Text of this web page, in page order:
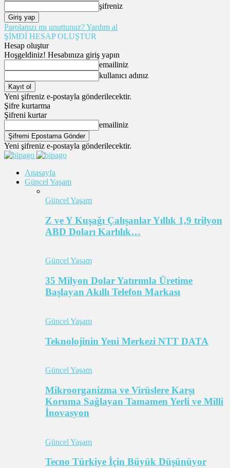
şifreniz
Parolanızı mı unuttunuz? Yardım al
ŞİMDİ HESAP OLUŞTUR
Hesap oluştur
Hoşgeldiniz! Hesabınıza giriş yapın
emailiniz
kullanıcı adınız
Yeni şifreniz e-postayla gönderilecektir.
Şifre kurtarma
Şifreni kurtar
emailiniz
Yeni şifreniz e-postayla gönderilecektir.
Anasayfa
Güncel Yaşam
Güncel Yaşam
Z ve Y Kuşağı Çalışanlar Yıllık 1,9 trilyon
ABD Doları Karlılık…
Güncel Yaşam
35 Milyon Dolar Yatırımla Üretime
Başlayan Akıllı Telefon Markası
Güncel Yaşam
Teknolojinin Yeni Merkezi NTT DATA
Güncel Yaşam
Mikroorganizma ve Virüslere Karşı
Koruma Sağlayan Tamamen Yerli ve Milli
İnovasyon
Güncel Yaşam
Tecno Türkiye İçin Büyük Düşünüyor